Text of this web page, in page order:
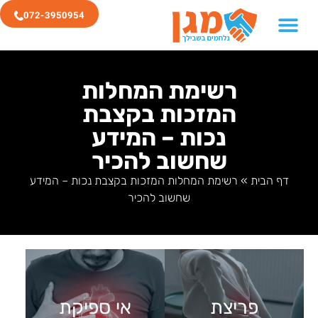
072-3950954
רשימת המחלות
המזכות בקצבת
נכות – המידע
שחשוב להכיר
דף הבית » רשימת המחלות המזכות בקצבת נכות – המידע
שחשוב להכיר
פריצת
פריצת דיסק
אי ספיקת
אי ספיקת
לב